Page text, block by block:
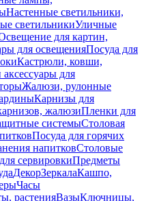
Настенные светильники,
светильникиУличные
для картин,
для освещенияПосуда для
Кастрюли, ковши,
для
Жалюзи, рулонные
Карнизы для
жалюзиПленки для
системыСтоловая
Посуда для горячих
напитковСтоловые
сервировкиПредметы
ДекорЗеркалаКашпо,
Часы
растенияВазыКлючницы,